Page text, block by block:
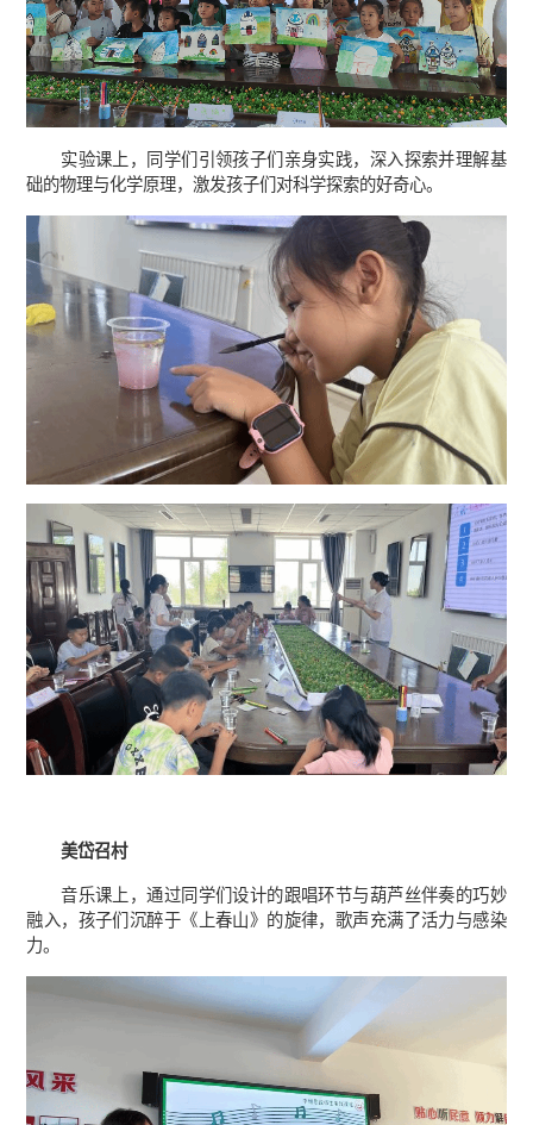
实验课上，同学们引领孩子们亲身实践，深入探索并理解基
础的物理与化学原理，激发孩子们对科学探索的好奇心。
美岱召村
音乐课上，通过同学们设计的跟唱环节与葫芦丝伴奏的巧妙
融入，孩子们沉醉于《上春山》的旋律，歌声充满了活力与感染
力。